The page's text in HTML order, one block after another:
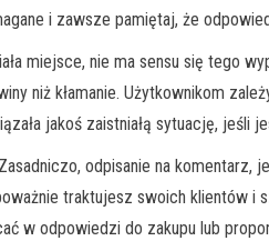
i zawsze pamiętaj, że
miejsce, nie ma sensu się tego
niż kłamanie. Użytkownikom
jakoś zaistniałą sytuację, jeśli
odpisanie na komentarz,
traktujesz swoich klientów i
w odpowiedzi do zakupu lub